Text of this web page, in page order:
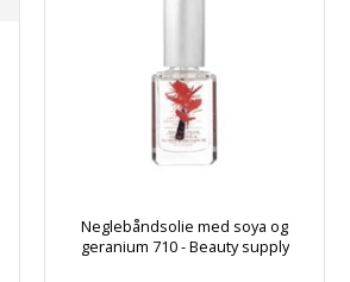
Neglebåndsolie med soya og
geranium 710 - Beauty supply